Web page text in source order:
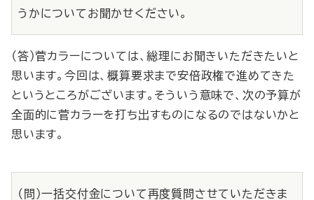
うかについてお聞かせください。
（答）菅カラーについては、総理にお聞きいただきたいと
思います。今回は、概算要求まで安倍政権で進めてきた
というところがございます。そういう意味で、次の予算が
全面的に菅カラーを打ち出すものになるのではないかと
思います。
（問）一括交付金について再度質問させていただきま